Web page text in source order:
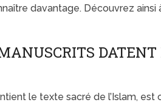
davantage. Découvrez ainsi
le texte sacré de l’Islam,